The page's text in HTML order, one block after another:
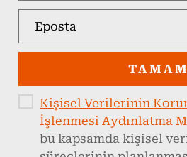
TAMAM
Kişisel Verilerinin
İşlenmesi Aydınlatma
bu kapsamda kişisel